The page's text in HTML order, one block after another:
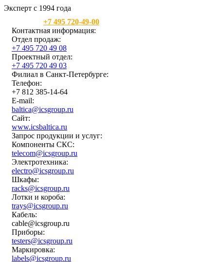
Эксперт с 1994 года
+7 495 720-49-00
Контактная информация:
Отдел продаж:
+7 495 720 49 08
Проектный отдел:
+7 495 720 49 03
Филиал в Санкт-Петербурге:
Телефон:
+7 812 385-14-64
E-mail:
baltica@icsgroup.ru
Сайт:
www.icsbaltica.ru
Запрос продукции и услуг:
Компоненты СКС:
telecom@icsgroup.ru
Электротехника:
electro@icsgroup.ru
Шкафы:
racks@icsgroup.ru
Лотки и короба:
trays@icsgroup.ru
Кабель:
cable@icsgroup.ru
Приборы:
testers@icsgroup.ru
Маркировка:
labels@icsgroup.ru